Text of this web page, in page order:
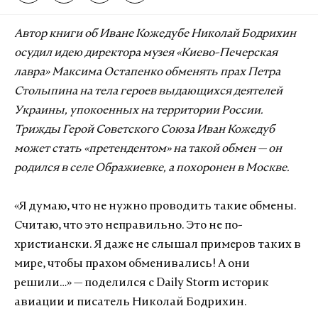
Автор книги об Иване Кожедубе Николай Бодрихин
осудил идею директора музея «Киево-Печерская
лавра» Максима Остапенко обменять прах Петра
Столыпина на тела героев выдающихся деятелей
Украины, упокоенных на территории России.
Трижды Герой Советского Союза Иван Кожедуб
может стать «претендентом» на такой обмен — он
родился в селе Ображиевке, а похоронен в Москве.
«Я думаю, что не нужно проводить такие обмены.
Считаю, что это неправильно. Это не по-
христиански. Я даже не слышал примеров таких в
мире, чтобы прахом обменивались! А они
решили…» — поделился с Daily Storm историк
авиации и писатель Николай Бодрихин.